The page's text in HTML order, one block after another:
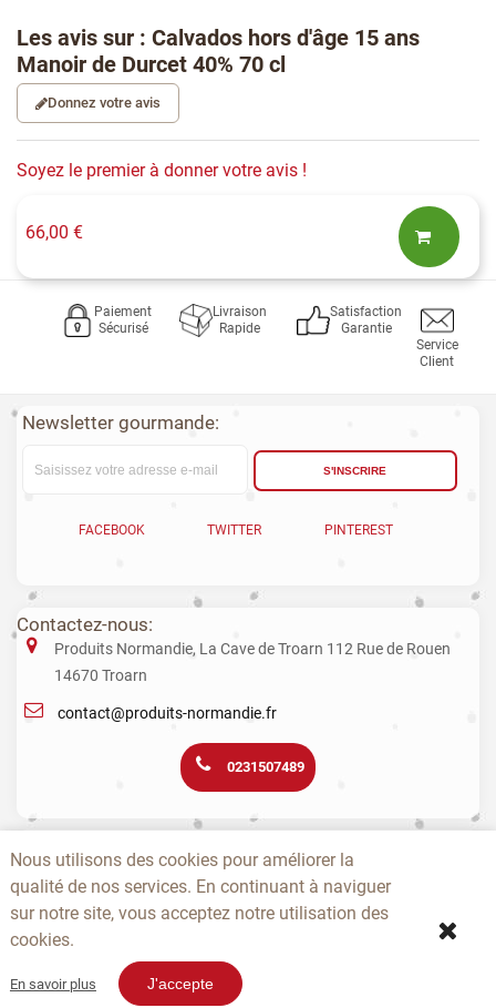
Les avis sur : Calvados hors d'âge 15 ans
Manoir de Durcet 40% 70 cl
Donnez votre avis
Soyez le premier à donner votre avis !
66,00 €
Paiement
Sécurisé
Livraison
Rapide
Satisfaction
Garantie
Service
Client
Newsletter gourmande:
S'INSCRIRE
FACEBOOK TWITTER PINTEREST
Contactez-nous:
Produits Normandie, La Cave de Troarn 112 Rue de Rouen
14670 Troarn
contact@produits-normandie.fr
0231507489
Nous utilisons des cookies pour améliorer la
qualité de nos services. En continuant à naviguer
sur notre site, vous acceptez notre utilisation des
cookies.
En savoir plus J'accepte
pour la santé. La consommation de boissons alcoolisées pendant la
grossesse, même en faible quantité, peut avoir des conséquences
graves sur la santé de l’enfant.
A PROPOS - -
EPICERIE NOËL -